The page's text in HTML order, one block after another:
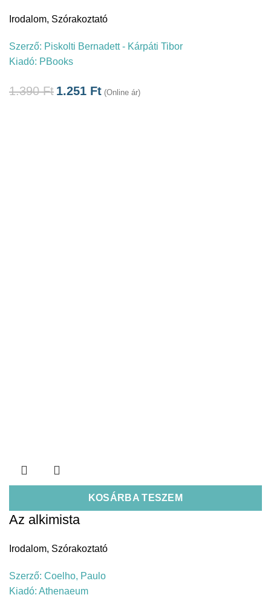
Irodalom, Szórakoztató
Szerző: Piskolti Bernadett - Kárpáti Tibor
Kiadó: PBooks
1.390Ft 1.251 Ft (Online ár)
KOSÁRBA TESZEM
Az alkimista
Irodalom, Szórakoztató
Szerző: Coelho, Paulo
Kiadó: Athenaeum